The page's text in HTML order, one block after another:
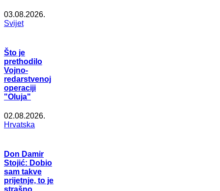
03.08.2026.
Svijet
Što je
prethodilo
Vojno-
redarstvenoj
operaciji
"Oluja"
02.08.2026.
Hrvatska
Don Damir
Stojić: Dobio
sam takve
prijetnje, to je